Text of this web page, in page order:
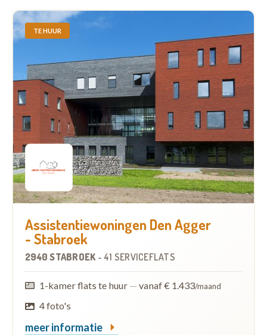
TE HUUR
Assistentiewoningen Den Agger
- Stabroek
2940 STABROEK - 41 SERVICEFLATS
1-kamer flats te huur — vanaf € 1.433/maand
4 foto's
meer informatie